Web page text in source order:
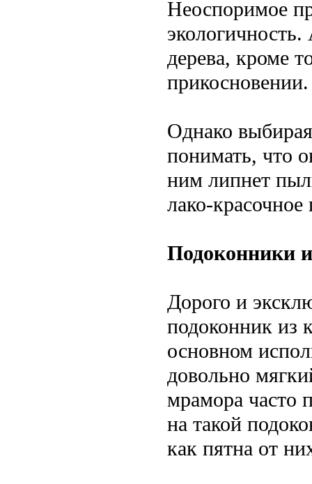
Неоспоримое
дерева, кроме
прикосновении.
Однако
понимать, что
ним липнет
лако-
Подоконники
Дорого и
подоконник из
основном
довольно
мрамора часто
на такой
как пятна от